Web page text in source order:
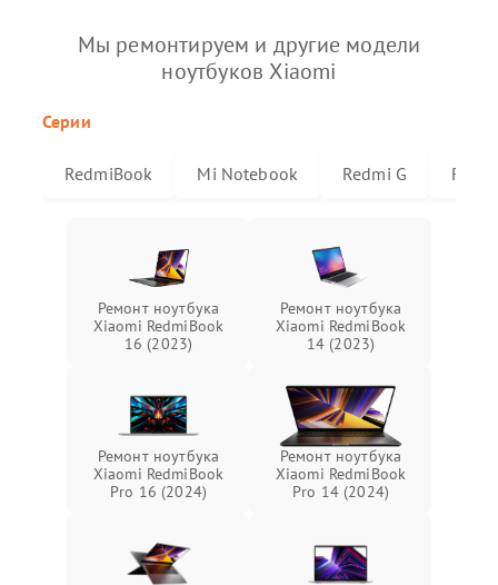
Мы ремонтируем и другие модели
ноутбуков Xiaomi
Серии
RedmiBook Mi Notebook Redmi G
Ремонт ноутбука
Xiaomi RedmiBook
16 (2023)
Ремонт ноутбука
Xiaomi RedmiBook
14 (2023)
Ремонт ноутбука
Xiaomi RedmiBook
Pro 16 (2024)
Ремонт ноутбука
Xiaomi RedmiBook
Pro 14 (2024)